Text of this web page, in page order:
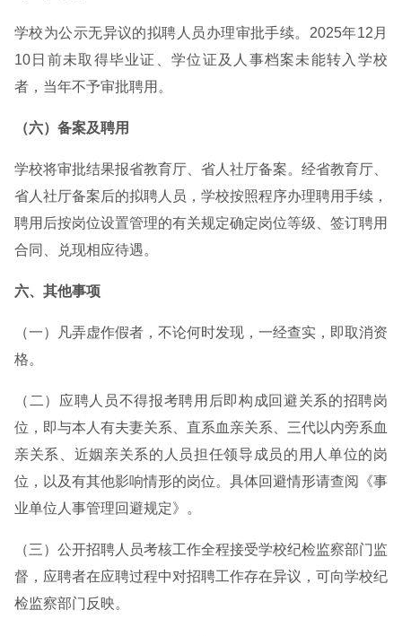
学校为公示无异议的拟聘人员办理审批手续。2025年12月
10日前未取得毕业证、学位证及人事档案未能转入学校
者，当年不予审批聘用。
（六）备案及聘用
学校将审批结果报省教育厅、省人社厅备案。经省教育厅、
省人社厅备案后的拟聘人员，学校按照程序办理聘用手续，
聘用后按岗位设置管理的有关规定确定岗位等级、签订聘用
合同、兑现相应待遇。
六、其他事项
（一）凡弄虚作假者，不论何时发现，一经查实，即取消资
格。
（二）应聘人员不得报考聘用后即构成回避关系的招聘岗
位，即与本人有夫妻关系、直系血亲关系、三代以内旁系血
亲关系、近姻亲关系的人员担任领导成员的用人单位的岗
位，以及有其他影响情形的岗位。具体回避情形请查阅《事
业单位人事管理回避规定》。
（三）公开招聘人员考核工作全程接受学校纪检监察部门监
督，应聘者在应聘过程中对招聘工作存在异议，可向学校纪
检监察部门反映。